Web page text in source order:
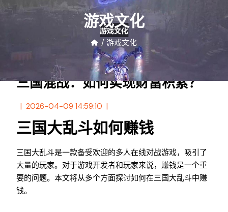
游戏文化
/ 游戏文化
三国混战：如何实现财富积累？
2026-04-09 14:59:10
三国大乱斗如何赚钱
三国大乱斗是一款备受欢迎的多人在线对战游戏，吸引了
大量的玩家。对于游戏开发者和玩家来说，赚钱是一个重
要的问题。本文将从多个方面探讨如何在三国大乱斗中赚
钱。